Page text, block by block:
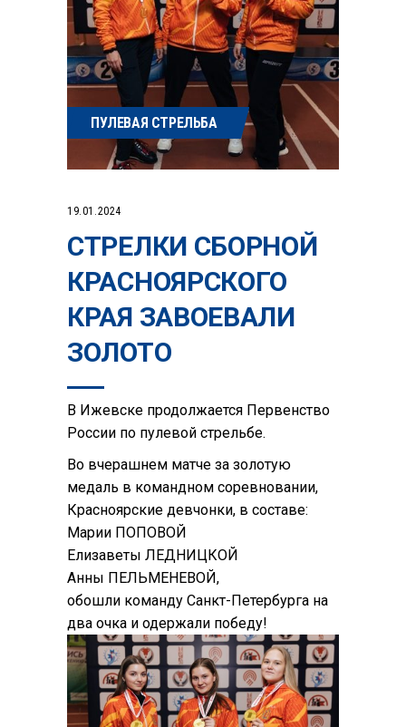
ПУЛЕВАЯ СТРЕЛЬБА
19.01.2024
СТРЕЛКИ СБОРНОЙ
КРАСНОЯРСКОГО
КРАЯ ЗАВОЕВАЛИ
ЗОЛОТО
В Ижевске продолжается Первенство
России по пулевой стрельбе.
Во вчерашнем матче за золотую
медаль в командном соревновании,
Красноярские девчонки, в составе:
Марии ПОПОВОЙ
Елизаветы ЛЕДНИЦКОЙ
Анны ПЕЛЬМЕНЕВОЙ,
обошли команду Санкт-Петербурга на
два очка и одержали победу!